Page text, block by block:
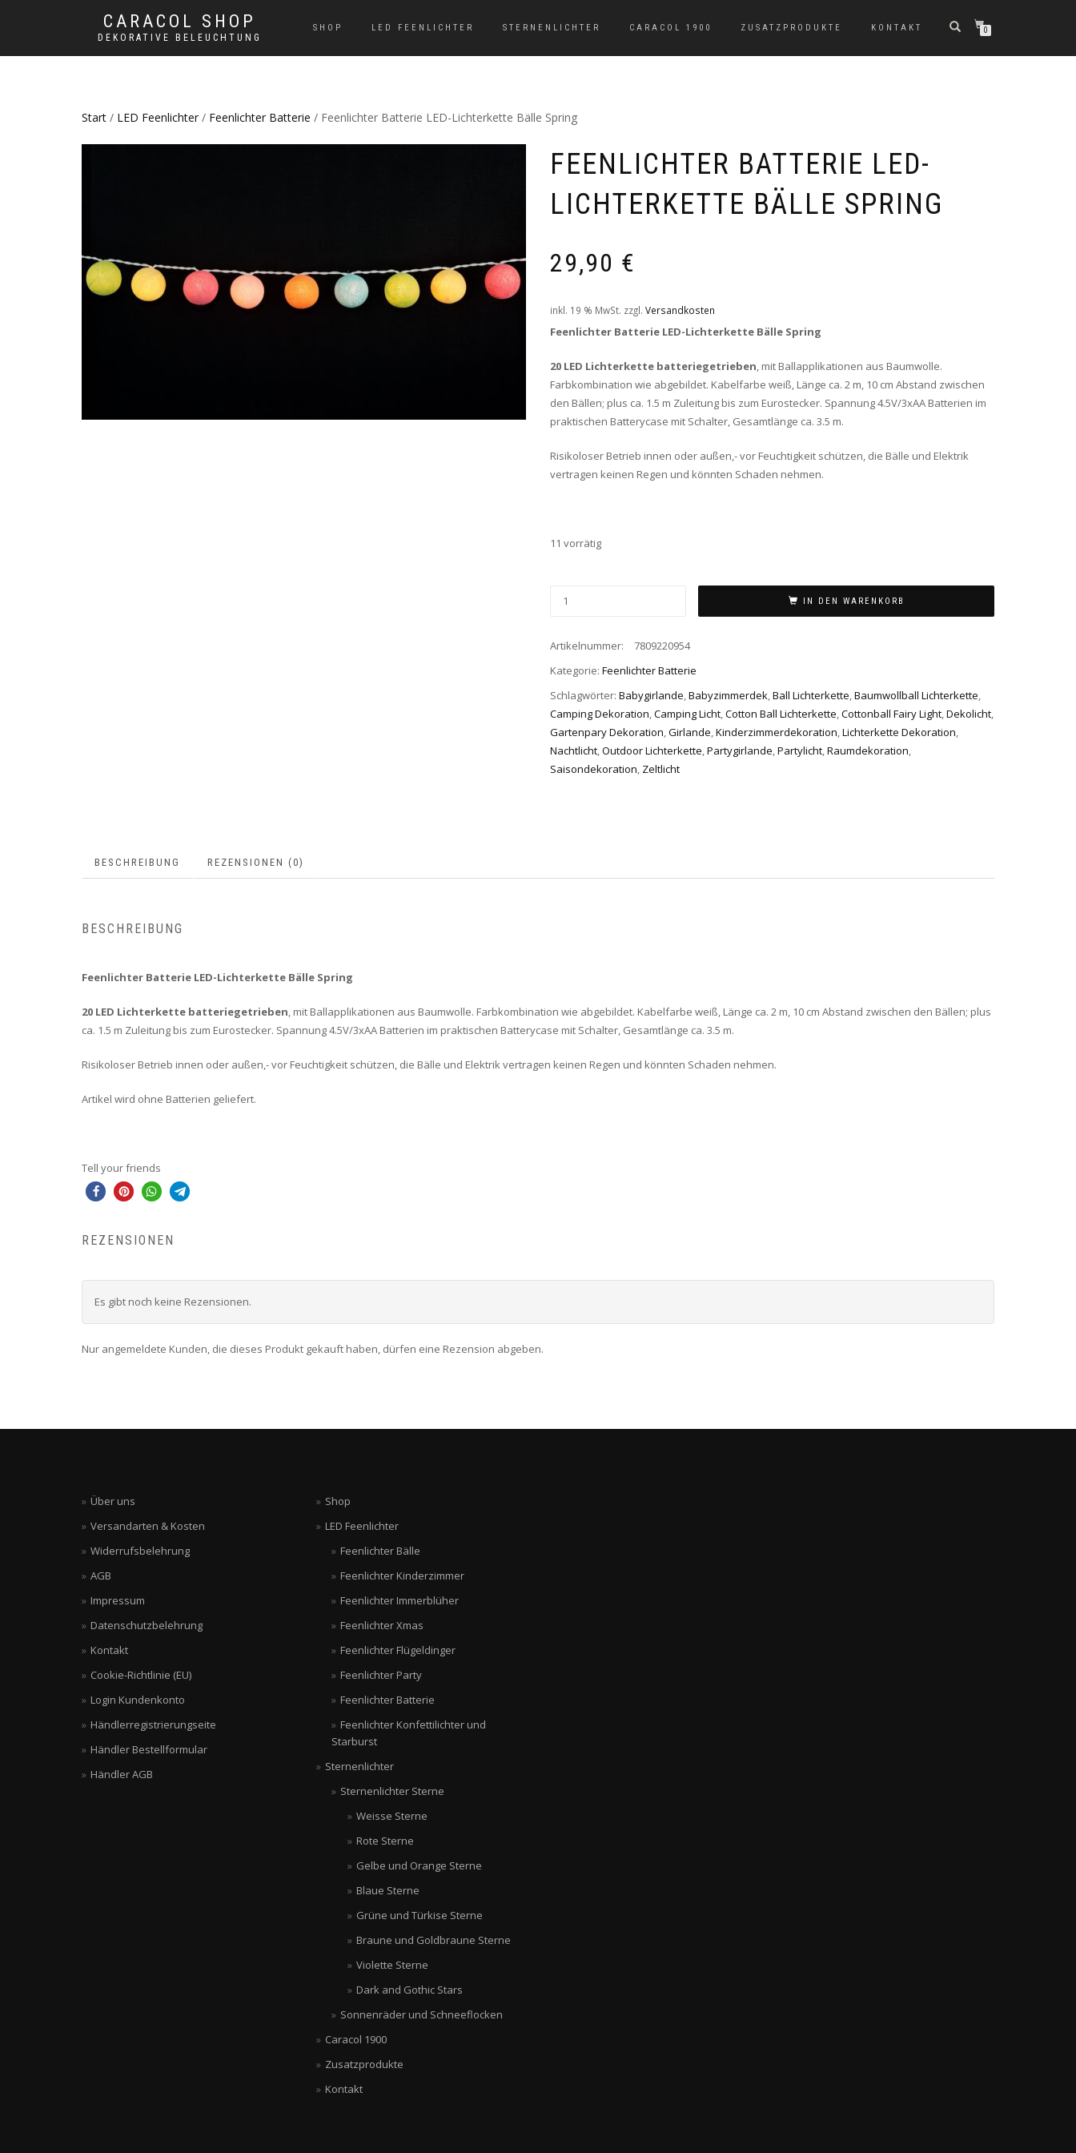
CARACOL SHOP
DEKORATIVE BELEUCHTUNG
SHOP LED FEENLICHTER STERNENLICHTER CARACOL 1900 ZUSATZPRODUKTE KONTAKT 0
Start / LED Feenlichter / Feenlichter Batterie / Feenlichter Batterie LED-Lichterkette Bälle Spring
FEENLICHTER BATTERIE LED-
LICHTERKETTE BÄLLE SPRING
29,90 €
inkl. 19 % MwSt. zzgl. Versandkosten
Feenlichter Batterie LED-Lichterkette Bälle Spring
20 LED Lichterkette batteriegetrieben, mit Ballapplikationen aus Baumwolle.
Farbkombination wie abgebildet. Kabelfarbe weiß, Länge ca. 2 m, 10 cm Abstand zwischen
den Bällen; plus ca. 1.5 m Zuleitung bis zum Eurostecker. Spannung 4.5V/3xAA Batterien im
praktischen Batterycase mit Schalter, Gesamtlänge ca. 3.5 m.
Risikoloser Betrieb innen oder außen,- vor Feuchtigkeit schützen, die Bälle und Elektrik
vertragen keinen Regen und könnten Schaden nehmen.
11 vorrätig
IN DEN WARENKORB
Artikelnummer:
7809220954
Kategorie: Feenlichter Batterie
Schlagwörter: Babygirlande,Babyzimmerdek,Ball Lichterkette,Baumwollball Lichterkette,
Camping Dekoration,Camping Licht,Cotton Ball Lichterkette,Cottonball Fairy Light,Dekolicht,
Gartenpary Dekoration,Girlande,Kinderzimmerdekoration,Lichterkette Dekoration,
Nachtlicht,Outdoor Lichterkette,Partygirlande,Partylicht,Raumdekoration,
Saisondekoration, Zeltlicht
BESCHREIBUNG REZENSIONEN (0)
BESCHREIBUNG
Feenlichter Batterie LED-Lichterkette Bälle Spring
20 LED Lichterkette batteriegetrieben, mit Ballapplikationen aus Baumwolle. Farbkombination wie abgebildet. Kabelfarbe weiß, Länge ca. 2 m, 10 cm Abstand zwischen den Bällen; plus
ca. 1.5 m Zuleitung bis zum Eurostecker. Spannung 4.5V/3xAA Batterien im praktischen Batterycase mit Schalter, Gesamtlänge ca. 3.5 m.
Risikoloser Betrieb innen oder außen,- vor Feuchtigkeit schützen, die Bälle und Elektrik vertragen keinen Regen und könnten Schaden nehmen.
Artikel wird ohne Batterien geliefert.
Tell your friends
REZENSIONEN
Es gibt noch keine Rezensionen.
Nur angemeldete Kunden, die dieses Produkt gekauft haben, dürfen eine Rezension abgeben.
Über uns
Versandarten & Kosten
Widerrufsbelehrung
AGB
Impressum
Datenschutzbelehrung
Kontakt
Cookie-Richtlinie (EU)
Login Kundenkonto
Händlerregistrierungseite
Händler Bestellformular
Händler AGB
Shop
LED Feenlichter
Feenlichter Bälle
Feenlichter Kinderzimmer
Feenlichter Immerblüher
Feenlichter Xmas
Feenlichter Flügeldinger
Feenlichter Party
Feenlichter Batterie
Feenlichter Konfettilichter und
Starburst
Sternenlichter
Sternenlichter Sterne
Weisse Sterne
Rote Sterne
Gelbe und Orange Sterne
Blaue Sterne
Grüne und Türkise Sterne
Braune und Goldbraune Sterne
Violette Sterne
Dark and Gothic Stars
Sonnenräder und Schneeflocken
Caracol 1900
Zusatzprodukte
Kontakt